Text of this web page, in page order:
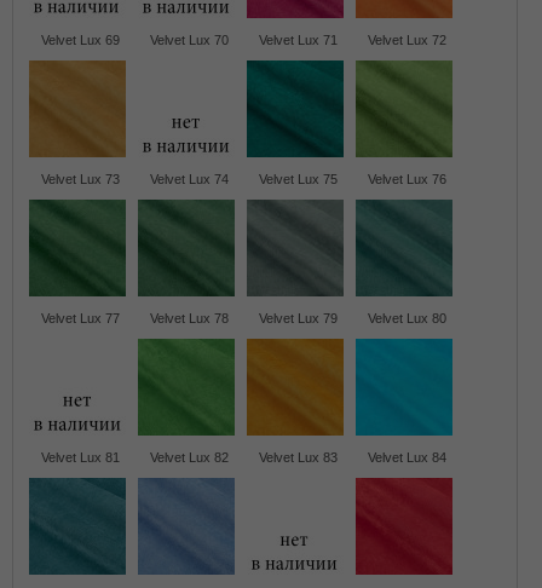
Velvet Lux 69 Velvet Lux 70 Velvet Lux 71 Velvet Lux 72
Velvet Lux 73 Velvet Lux 74 Velvet Lux 75 Velvet Lux 76
Velvet Lux 77 Velvet Lux 78 Velvet Lux 79 Velvet Lux 80
Velvet Lux 81 Velvet Lux 82 Velvet Lux 83 Velvet Lux 84